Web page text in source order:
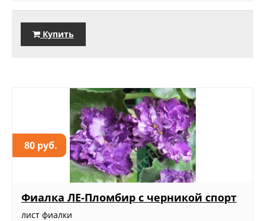
Купить
80 руб.
Фиалка ЛЕ-Пломбир с черникой спорт
лист фиалки